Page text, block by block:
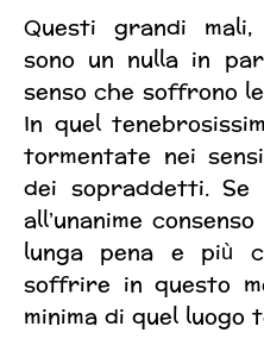
Questi grandi
sono un nulla in
senso che soffrono
In quel
tormentate nei
dei sopraddetti. Se
all’unanime
lunga pena e più
soffrire in questo
minima di quel luogo